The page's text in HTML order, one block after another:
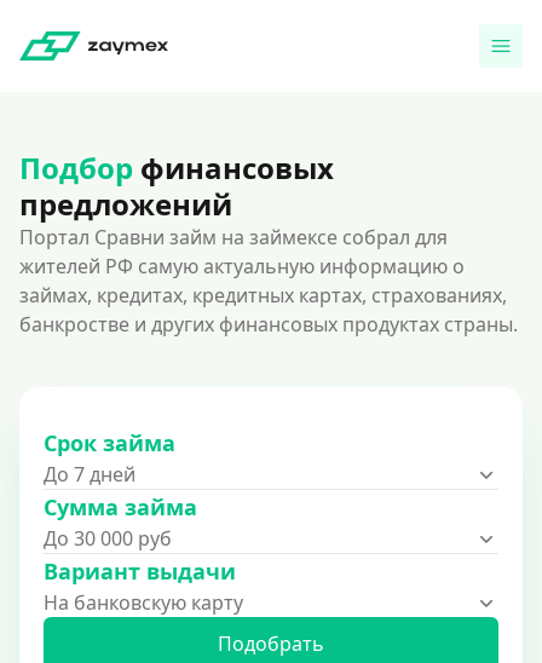
Подбор финансовых
предложений
Портал Сравни займ на займексе собрал для
жителей РФ самую актуальную информацию о
займах, кредитах, кредитных картах, страхованиях,
банкростве и других финансовых продуктах страны.
Срок займа
До 7 дней
Сумма займа
До 30 000 руб
Вариант выдачи
На банковскую карту
Подобрать